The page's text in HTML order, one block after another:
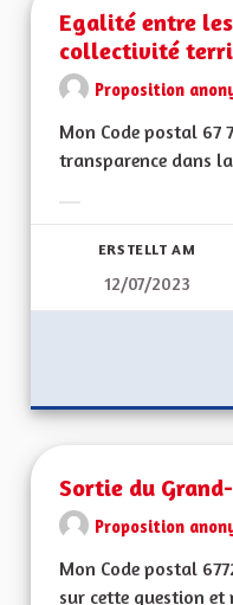
Egalité entre
collectivité
Proposition
Mon Code postal
transparence dans
ERSTELLT AM
12/07/2023
Sortie du
Proposition
Mon Code postal
sur cette question et